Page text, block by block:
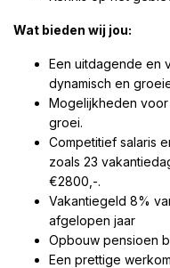
Wat bieden wij jou:
Een uitdagende en
dynamisch en
Mogelijkheden
groei.
Competitief salaris
zoals 23
€2800,-.
Vakantiegeld 8%
afgelopen jaar
Opbouw pensioen
Een prettige